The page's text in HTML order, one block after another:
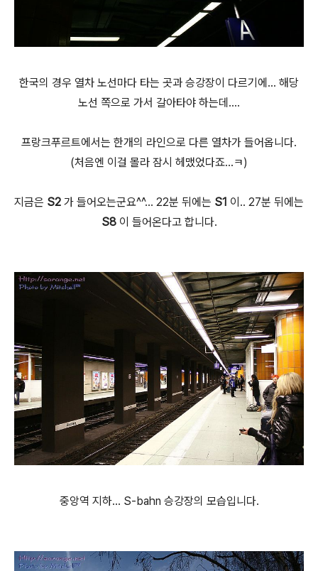
한국의 경우 열차 노선마다 타는 곳과 승강장이 다르기에... 해당
노선 쪽으로 가서 갈아타야 하는데....
프랑크푸르트에서는 한개의 라인으로 다른 열차가 들어옵니다.
(처음엔 이걸 몰라 잠시 헤맸었다죠...ㅋ)
지금은 S2 가 들어오는군요^^... 22분 뒤에는 S1 이.. 27분 뒤에는
S8이 들어온다고 합니다.
중앙역 지하... S-bahn 승강장의 모습입니다.